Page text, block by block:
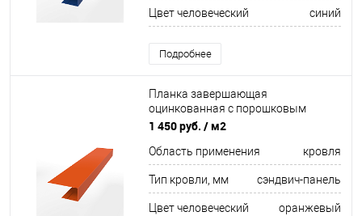
Цвет человеческий синий
Подробнее
Планка завершающая
оцинкованная с порошковым
покрытием 0,45мм ширина более
1 450 руб. / м2
Область применения кровля
Тип кровли, мм сэндвич-панель
Цвет человеческий оранжевый